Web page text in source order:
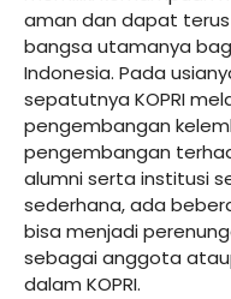
aman dan dapat
bangsa utamanya
Indonesia. Pada
sepatutnya KOPRI
pengembangan
pengembangan
alumni serta institusi
sederhana, ada
bisa menjadi
sebagai anggota
dalam KOPRI.